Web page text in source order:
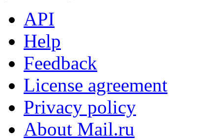
API
Help
Feedback
License agreement
Privacy policy
About Mail.ru